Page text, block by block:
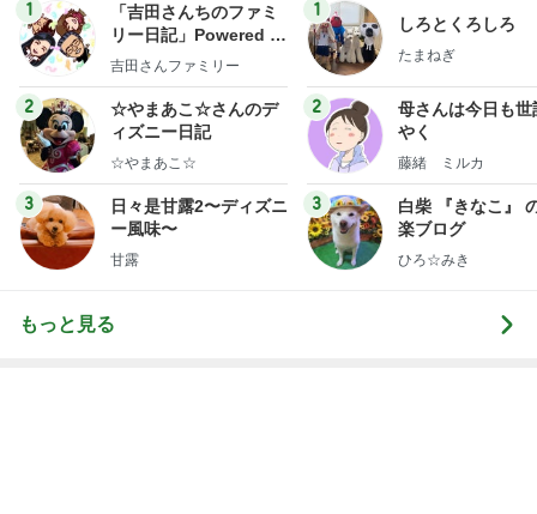
1
「吉田さんちのファミ
リー日記」Powered b
y Ameba 吉田さんファ
ログ
吉田さんファミリー
2
☆やまあこ☆さんのデ
ィズニー日記
☆やまあこ☆
3
日々是甘露2〜ディズニ
ー風味〜
甘露
1
しろとくろしろ
たまねぎ
2
母さんは今日も世
やく
藤緒 ミルカ
3
白柴 『きなこ』
楽ブログ
ひろ☆みき
もっと見る